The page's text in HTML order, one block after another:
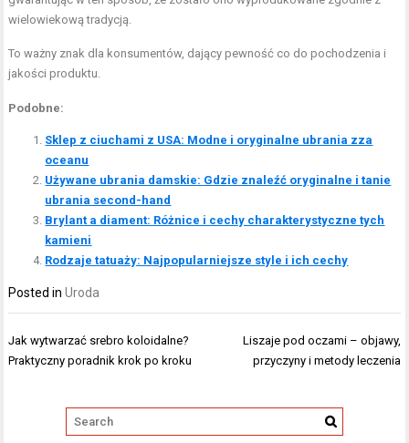
wielowiekową tradycją.
To ważny znak dla konsumentów, dający pewność co do pochodzenia i
jakości produktu.
Podobne:
Sklep z ciuchami z USA: Modne i oryginalne ubrania zza
oceanu
Używane ubrania damskie: Gdzie znaleźć oryginalne i tanie
ubrania second-hand
Brylant a diament: Różnice i cechy charakterystyczne tych
kamieni
Rodzaje tatuaży: Najpopularniejsze style i ich cechy
Posted inUroda
Nawigacja
wpisu
Jak wytwarzać srebro koloidalne?
Praktyczny poradnik krok po kroku
Liszaje pod oczami – objawy,
przyczyny i metody leczenia